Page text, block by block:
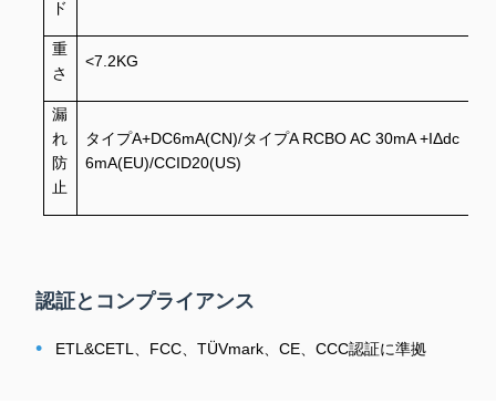
ド
重
さ
<7.2KG
漏
れ
防
止
タイプA+DC6mA(CN)/タイプA RCBO AC 30mA +IΔdc
6mA(EU)/CCID20(US)
認証とコンプライアンス
• ETL&CETL、FCC、TÜVmark、CE、CCC認証に準拠